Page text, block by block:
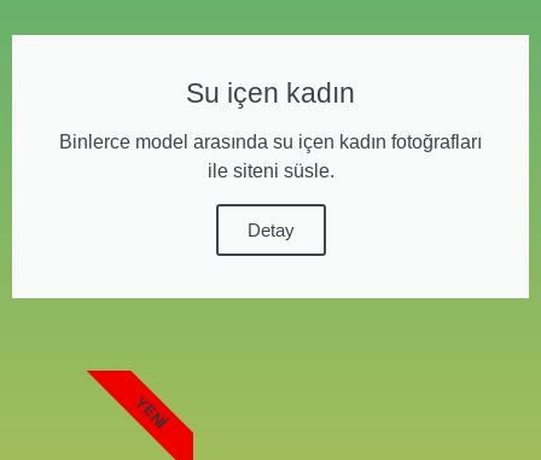
Su içen kadın
Binlerce model arasında su içen kadın fotoğrafları
ile siteni süsle.
Detay
YENI